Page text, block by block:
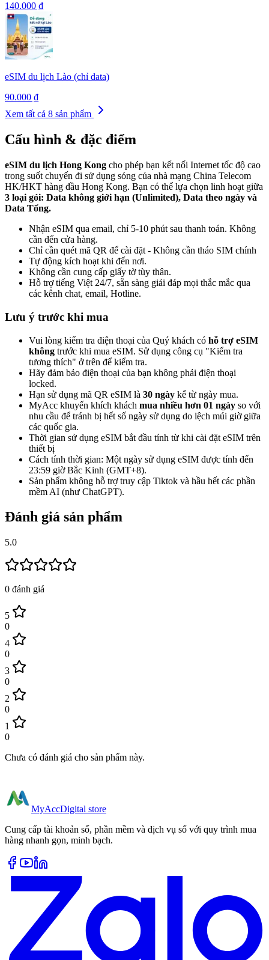
140.000 ₫
eSIM du lịch Lào (chỉ data)
90.000 ₫
Xem tất cả 8 sản phẩm
Cấu hình & đặc điểm
eSIM du lịch Hong Kong cho phép bạn kết nối Internet tốc độ cao
trong suốt chuyến đi sử dụng sóng của nhà mạng China Telecom
HK/HKT hàng đầu Hong Kong. Bạn có thể lựa chọn linh hoạt giữa
3 loại gói: Data không giới hạn (Unlimited), Data theo ngày và
Data Tổng.
Nhận eSIM qua email, chỉ 5-10 phút sau thanh toán. Không
cần đến cửa hàng.
Chỉ cần quét mã QR để cài đặt - Không cần tháo SIM chính
Tự động kích hoạt khi đến nơi.
Không cần cung cấp giấy tờ tùy thân.
Hỗ trợ tiếng Việt 24/7, sẵn sàng giải đáp mọi thắc mắc qua
các kênh chat, email, Hotline.
Lưu ý trước khi mua
Vui lòng kiểm tra điện thoại của Quý khách có hỗ trợ eSIM
không trước khi mua eSIM. Sử dụng công cụ "Kiểm tra
tương thích" ở trên để kiểm tra.
Hãy đảm bảo điện thoại của bạn không phải điện thoại
locked.
Hạn sử dụng mã QR eSIM là 30 ngày kể từ ngày mua.
MyAcc khuyến khích khách mua nhiều hơn 01 ngày so với
nhu cầu để tránh bị hết số ngày sử dụng do lệch múi giờ giữa
các quốc gia.
Thời gian sử dụng eSIM bắt đầu tính từ khi cài đặt eSIM trên
thiết bị
Cách tính thời gian: Một ngày sử dụng eSIM được tính đến
23:59 giờ Bắc Kinh (GMT+8).
Sản phẩm không hỗ trợ truy cập Tiktok và hầu hết các phần
mềm AI (như ChatGPT).
Đánh giá sản phẩm
5.0
0 đánh giá
5
0
4
0
3
0
2
0
1
0
Chưa có đánh giá cho sản phẩm này.
MyAccDigital store
Cung cấp tài khoản số, phần mềm và dịch vụ số với quy trình mua
hàng nhanh gọn, minh bạch.